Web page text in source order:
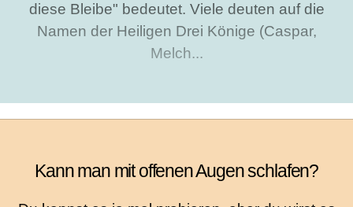
diese Bleibe" bedeutet. Viele deuten auf die
Namen der Heiligen Drei Könige (Caspar,
Melch...
Kann man mit offenen Augen schlafen?